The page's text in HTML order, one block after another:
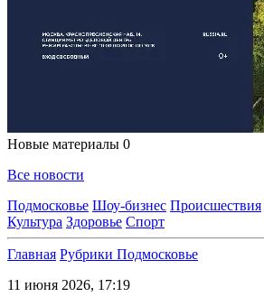
Новые материалы 0
Все новости
Подмосковье Шоу-бизнес Происшествия
Культура Здоровье Спорт
Главная Рубрики Подмосковье
11 июня 2026, 17:19